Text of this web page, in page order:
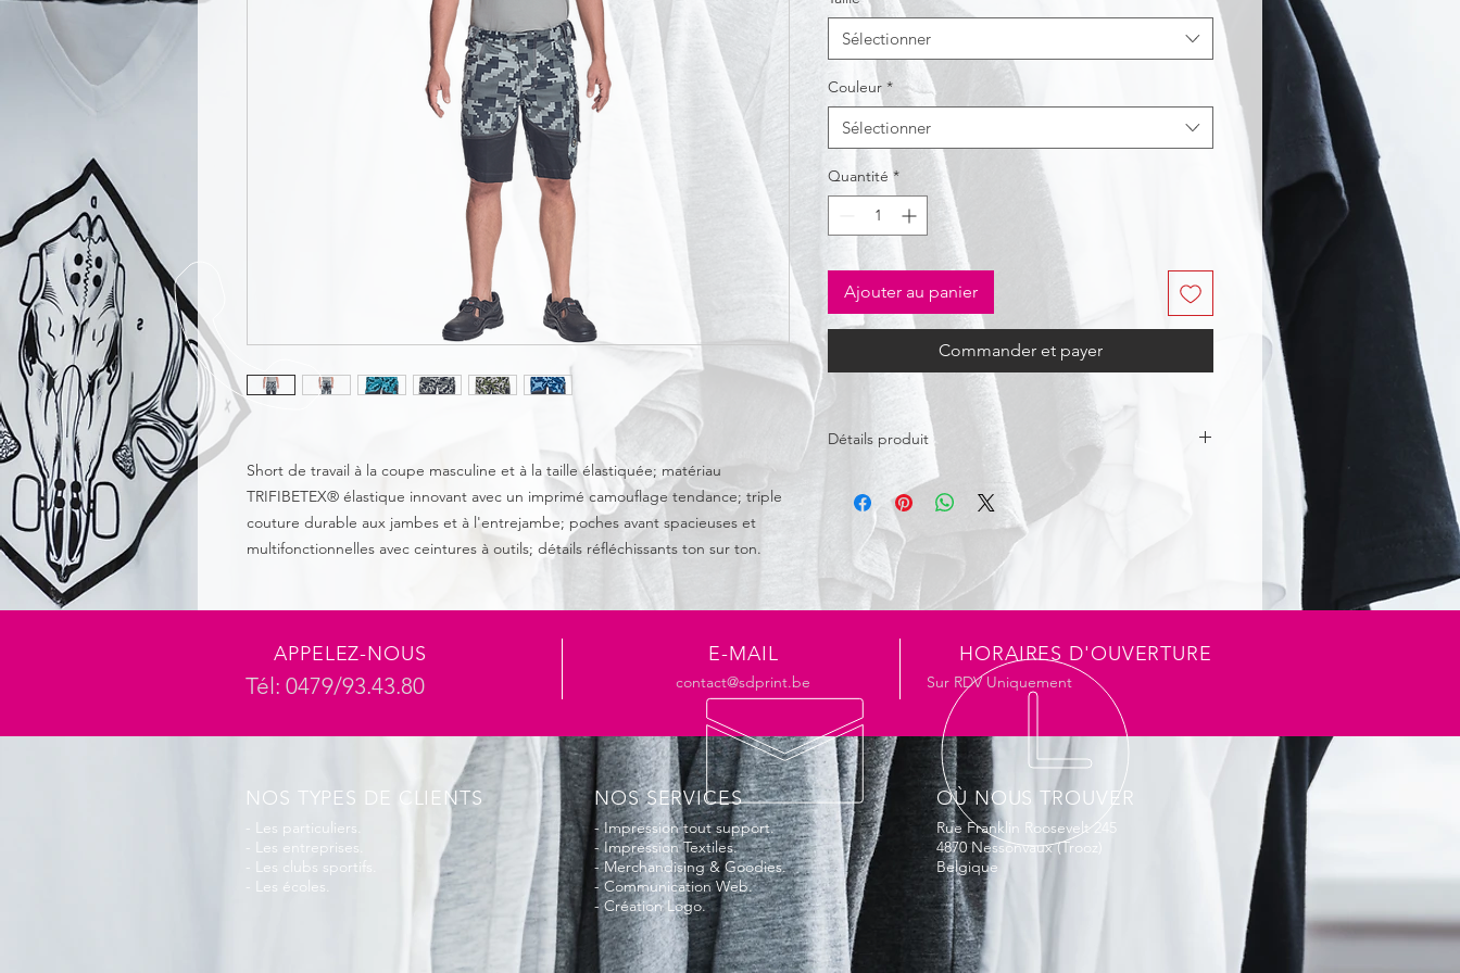
Short de travail à la coupe masculine et à la taille élastiquée; matériau
TRIFIBETEX® élastique innovant avec un imprimé camouflage tendance; triple
couture durable aux jambes et à l'entrejambe; poches avant spacieuses et
multifonctionnelles avec ceintures à outils; détails réfléchissants ton sur ton.
Sélectionner
Couleur *
Sélectionner
Quantité *
Ajouter au panier
Commander et payer
Détails produit
62 % coton, 35 % polyester, 3 % Spandex, 260
g/m², TRIFIBETEX
Renforcé:
95 % polyamide (Nylon), 5 % Spandex, 230
g/m², CORDURA
EN ISO 13688
Slim Fit
Lavage à 40 °C, processus de lavage normal
Ne pas blanchir
Séchage au sécheur impossible
Ne pas repasser
Pas de entretien professionnel
APPELEZ-NOUS
Tél: 0479/93.43.80
E-MAIL
contact@sdprint.be
HORAIRES D'OUVERTURE
Sur RDV Uniquement
NOS TYPES DE CLIENTS
- Les particuliers.
- Les entreprises.
- Les clubs sportifs.
- Les écoles.
NOS SERVICES
- Impression tout support.
- Impression Textiles.
- Merchandising & Goodies.
- Communication Web.
- Création Logo.
OÙ NOUS TROUVER
Rue Franklin Roosevelt 245
4870 Nessonvaux (Trooz)
Belgique